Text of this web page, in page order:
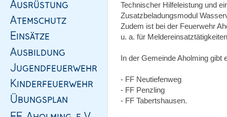
Technischer Hilfeleistung und
Zusatzbeladungsmodul
Zudem ist bei der Feuerwehr
u. a. für
In der Gemeinde Aholming
- FF Neutiefenweg
- FF Penzling
- FF Tabertshausen.